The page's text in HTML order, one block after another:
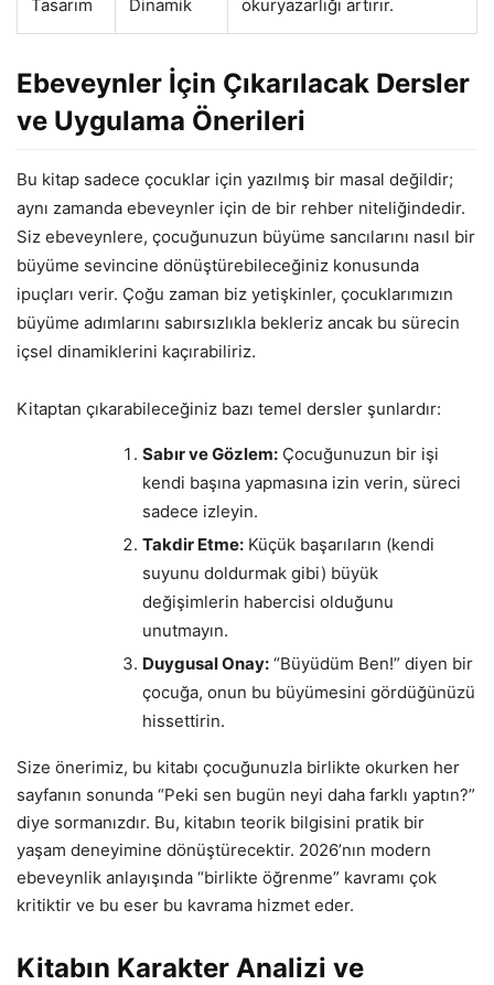
Tasarım
Dinamik
okuryazarlığı artırır.
Ebeveynler İçin Çıkarılacak Dersler
ve Uygulama Önerileri
Bu kitap sadece çocuklar için yazılmış bir masal değildir;
aynı zamanda ebeveynler için de bir rehber niteliğindedir.
Siz ebeveynlere, çocuğunuzun büyüme sancılarını nasıl bir
büyüme sevincine dönüştürebileceğiniz konusunda
ipuçları verir. Çoğu zaman biz yetişkinler, çocuklarımızın
büyüme adımlarını sabırsızlıkla bekleriz ancak bu sürecin
içsel dinamiklerini kaçırabiliriz.
Kitaptan çıkarabileceğiniz bazı temel dersler şunlardır:
Sabır ve Gözlem: Çocuğunuzun bir işi
kendi başına yapmasına izin verin, süreci
sadece izleyin.
Takdir Etme: Küçük başarıların (kendi
suyunu doldurmak gibi) büyük
değişimlerin habercisi olduğunu
unutmayın.
Duygusal Onay: “Büyüdüm Ben!” diyen bir
çocuğa, onun bu büyümesini gördüğünüzü
hissettirin.
Size önerimiz, bu kitabı çocuğunuzla birlikte okurken her
sayfanın sonunda “Peki sen bugün neyi daha farklı yaptın?”
diye sormanızdır. Bu, kitabın teorik bilgisini pratik bir
yaşam deneyimine dönüştürecektir. 2026’nın modern
ebeveynlik anlayışında “birlikte öğrenme” kavramı çok
kritiktir ve bu eser bu kavrama hizmet eder.
Kitabın Karakter Analizi ve